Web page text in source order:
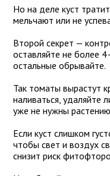
Но на деле куст
мельчают или не
Второй секрет —
оставляйте не более
остальные обрывайте.
Так томаты вырастут
наливаться, удаляйте
уже не нужны
Если куст слишком
чтобы свет и воздух
снизит риск